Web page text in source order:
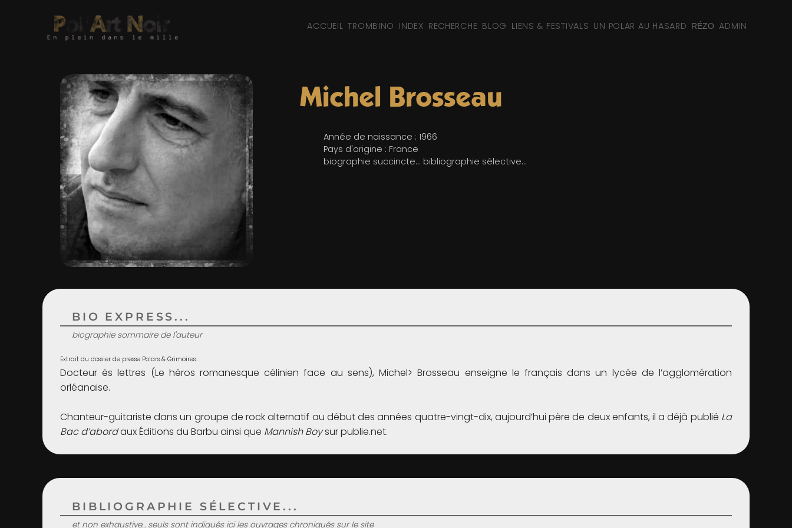
ACCUEIL TROMBINO INDEX RECHERCHE BLOG LIENS & FESTIVALS UN POLAR AU HASARD RÉZO ADMIN
Michel Brosseau
Année de naissance : 1966
Pays d'origine : France
biographie succincte... bibliographie sélective...
BIO EXPRESS...
biographie sommaire de l'auteur
Extrait du dossier de presse Polars & Grimoires :
Docteur ès lettres (Le héros romanesque célinien face au sens), Michel> Brosseau enseigne le français dans un lycée de l’agglomération
orléanaise.
Chanteur-guitariste dans un groupe de rock alternatif au début des années quatre-vingt-dix, aujourd’hui père de deux enfants, il a déjà publié La
Bac d’abordaux Éditions du Barbu ainsi que Mannish Boysur publie.net.
BIBLIOGRAPHIE SÉLECTIVE...
et non exhaustive... seuls sont indiqués ici les ouvrages chroniqués sur le site